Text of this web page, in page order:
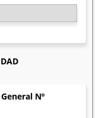
Nº